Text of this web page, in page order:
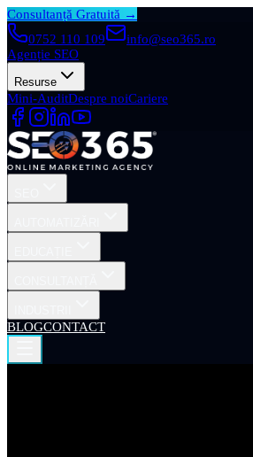
Consultanță Gratuită →
0752 110 109
info@seo365.ro
Agenție SEO
Resurse
Mini-AuditDespre noiCariere
BLOGCONTACT